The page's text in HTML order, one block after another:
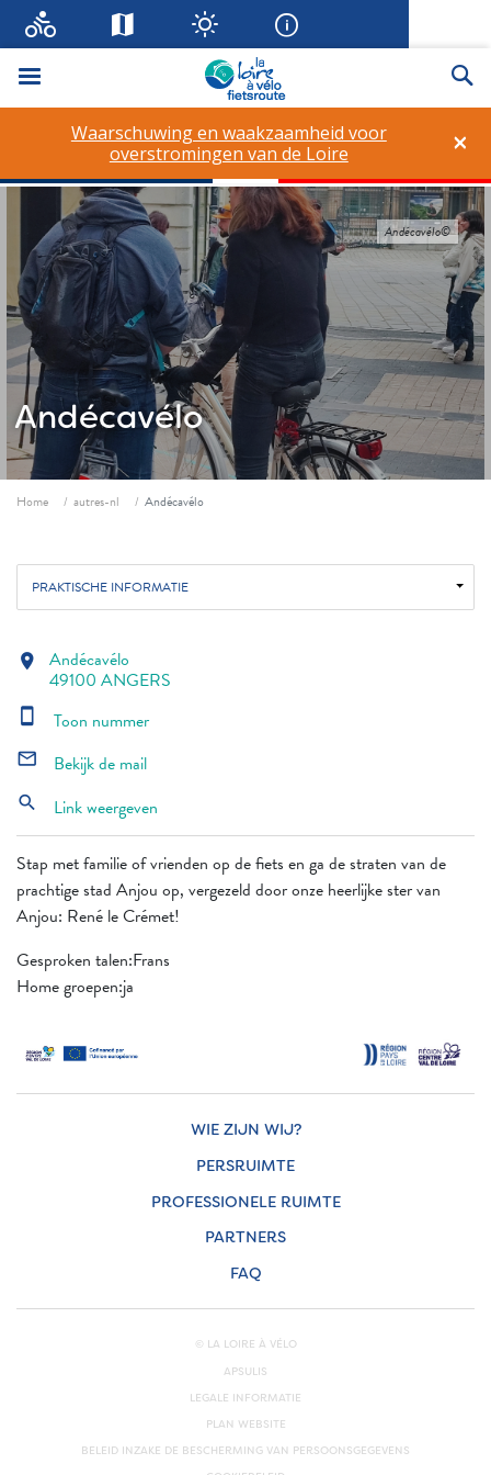
Menu
×
Waarschuwing en waakzaamheid voor
overstromingen van de Loire
Andécavélo
Andécavélo©
Fil d'ariane
Home autres-nl Andécavélo
PRAKTISCHE INFORMATIE
Stap met familie of vrienden op de fiets en ga de straten van de
prachtige stad Anjou op, vergezeld door onze heerlijke ster van
Anjou: René le Crémet!
Gesproken talen:Frans
Home groepen:ja
location_on Andécavélo
49100 ANGERS
smartphone Toon nummer
mail_outline Bekijk de mail
search Link weergeven
WIE ZIJN WIJ?
PERSRUIMTE
PROFESSIONELE RUIMTE
PARTNERS
FAQ
© LA LOIRE À VÉLO
APSULIS
LEGALE INFORMATIE
PLAN WEBSITE
BELEID INZAKE DE BESCHERMING VAN PERSOONSGEGEVENS